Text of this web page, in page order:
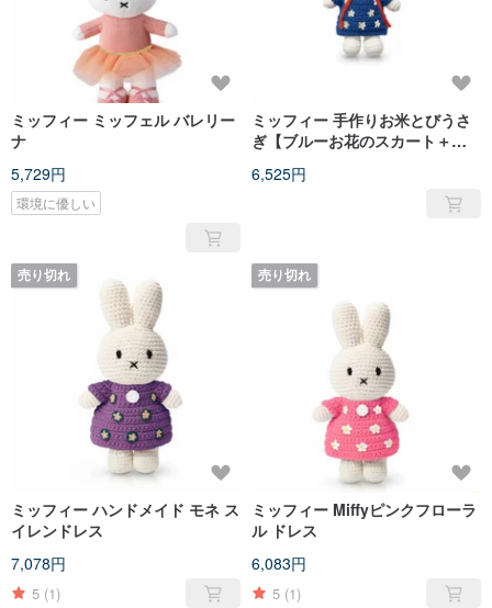
ミッフィー ミッフェル バレリー
ナ
5,729円
環境に優しい
ミッフィー 手作りお米とびうさ
ぎ【ブルーお花のスカート＋レ
6,525円
売り切れ
ミッフィー ハンドメイド モネ ス
イレンドレス
7,078円
5 (1)
売り切れ
ミッフィー Miffyピンクフローラ
ル ドレス
6,083円
5 (1)